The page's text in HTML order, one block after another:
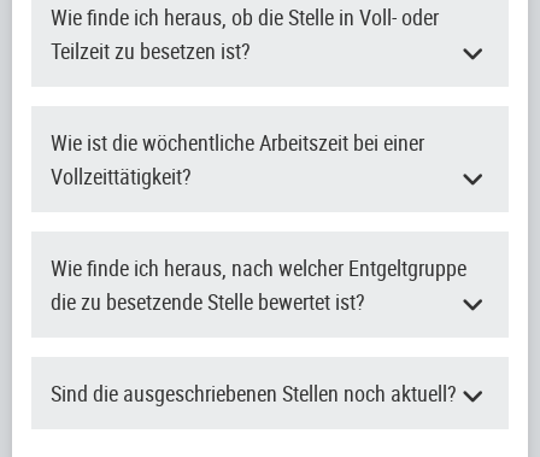
Wie finde ich heraus, ob die Stelle in Voll- oder
Teilzeit zu besetzen ist?
Wie ist die wöchentliche Arbeitszeit bei einer
Vollzeittätigkeit?
Wie finde ich heraus, nach welcher Entgeltgruppe
die zu besetzende Stelle bewertet ist?
Sind die ausgeschriebenen Stellen noch aktuell?